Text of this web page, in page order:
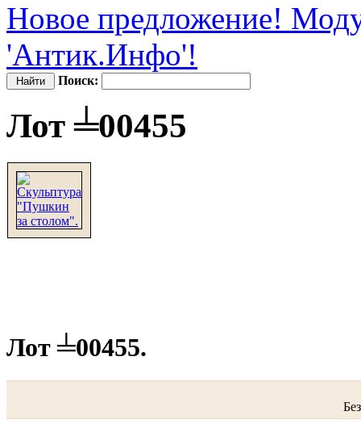
Новое предложение!
'Антик.Инфо'!
Поиск:
Лот ╧00455
Лот ╧00455.